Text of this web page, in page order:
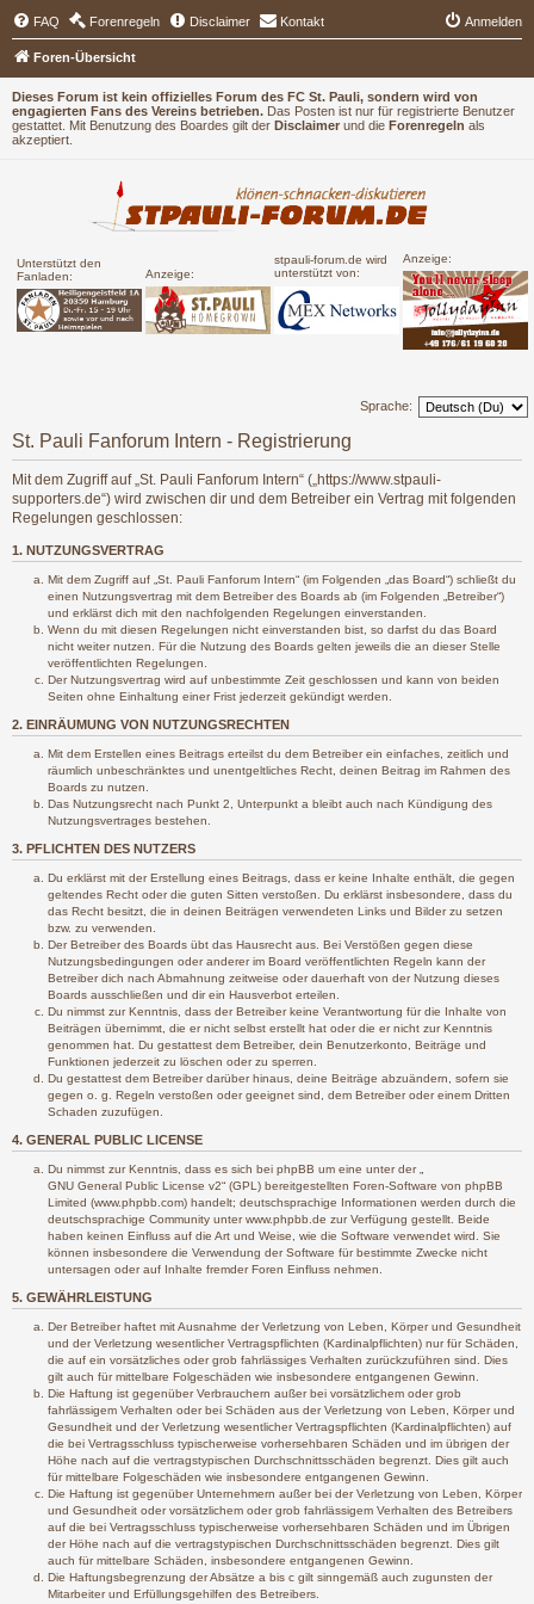
Dieses Forum ist kein offizielles Forum des FC St. Pauli, sondern wird von
engagierten Fans des Vereins betrieben. Das Posten ist nur für registrierte Benutzer
gestattet. Mit Benutzung des Boardes gilt der Disclaimer und die Forenregeln als
akzeptiert.
Unterstützt den
Fanladen:
Anzeige:
stpauli-forum.de wird
unterstützt von:
Anzeige:
FAQ Forenregeln Disclaimer Kontakt Anmelden
Foren-Übersicht
Sprache:
St. Pauli Fanforum Intern - Registrierung
Mit dem Zugriff auf „St. Pauli Fanforum Intern“ („https://www.stpauli-
supporters.de“) wird zwischen dir und dem Betreiber ein Vertrag mit folgenden
Regelungen geschlossen:
1. NUTZUNGSVERTRAG
Mit dem Zugriff auf „St. Pauli Fanforum Intern“ (im Folgenden „das Board“) schließt du
einen Nutzungsvertrag mit dem Betreiber des Boards ab (im Folgenden „Betreiber“)
und erklärst dich mit den nachfolgenden Regelungen einverstanden.
Wenn du mit diesen Regelungen nicht einverstanden bist, so darfst du das Board
nicht weiter nutzen. Für die Nutzung des Boards gelten jeweils die an dieser Stelle
veröffentlichten Regelungen.
Der Nutzungsvertrag wird auf unbestimmte Zeit geschlossen und kann von beiden
Seiten ohne Einhaltung einer Frist jederzeit gekündigt werden.
2. EINRÄUMUNG VON NUTZUNGSRECHTEN
Mit dem Erstellen eines Beitrags erteilst du dem Betreiber ein einfaches, zeitlich und
räumlich unbeschränktes und unentgeltliches Recht, deinen Beitrag im Rahmen des
Boards zu nutzen.
Das Nutzungsrecht nach Punkt 2, Unterpunkt a bleibt auch nach Kündigung des
Nutzungsvertrages bestehen.
3. PFLICHTEN DES NUTZERS
Du erklärst mit der Erstellung eines Beitrags, dass er keine Inhalte enthält, die gegen
geltendes Recht oder die guten Sitten verstoßen. Du erklärst insbesondere, dass du
das Recht besitzt, die in deinen Beiträgen verwendeten Links und Bilder zu setzen
bzw. zu verwenden.
Der Betreiber des Boards übt das Hausrecht aus. Bei Verstößen gegen diese
Nutzungsbedingungen oder anderer im Board veröffentlichten Regeln kann der
Betreiber dich nach Abmahnung zeitweise oder dauerhaft von der Nutzung dieses
Boards ausschließen und dir ein Hausverbot erteilen.
Du nimmst zur Kenntnis, dass der Betreiber keine Verantwortung für die Inhalte von
Beiträgen übernimmt, die er nicht selbst erstellt hat oder die er nicht zur Kenntnis
genommen hat. Du gestattest dem Betreiber, dein Benutzerkonto, Beiträge und
Funktionen jederzeit zu löschen oder zu sperren.
Du gestattest dem Betreiber darüber hinaus, deine Beiträge abzuändern, sofern sie
gegen o. g. Regeln verstoßen oder geeignet sind, dem Betreiber oder einem Dritten
Schaden zuzufügen.
4. GENERAL PUBLIC LICENSE
Du nimmst zur Kenntnis, dass es sich bei phpBB um eine unter der „
GNU General Public License v2“ (GPL) bereitgestellten Foren-Software von phpBB
Limited (www.phpbb.com) handelt; deutschsprachige Informationen werden durch die
deutschsprachige Community unter www.phpbb.de zur Verfügung gestellt. Beide
haben keinen Einfluss auf die Art und Weise, wie die Software verwendet wird. Sie
können insbesondere die Verwendung der Software für bestimmte Zwecke nicht
untersagen oder auf Inhalte fremder Foren Einfluss nehmen.
5. GEWÄHRLEISTUNG
Der Betreiber haftet mit Ausnahme der Verletzung von Leben, Körper und Gesundheit
und der Verletzung wesentlicher Vertragspflichten (Kardinalpflichten) nur für Schäden,
die auf ein vorsätzliches oder grob fahrlässiges Verhalten zurückzuführen sind. Dies
gilt auch für mittelbare Folgeschäden wie insbesondere entgangenen Gewinn.
Die Haftung ist gegenüber Verbrauchern außer bei vorsätzlichem oder grob
fahrlässigem Verhalten oder bei Schäden aus der Verletzung von Leben, Körper und
Gesundheit und der Verletzung wesentlicher Vertragspflichten (Kardinalpflichten) auf
die bei Vertragsschluss typischerweise vorhersehbaren Schäden und im übrigen der
Höhe nach auf die vertragstypischen Durchschnittsschäden begrenzt. Dies gilt auch
für mittelbare Folgeschäden wie insbesondere entgangenen Gewinn.
Die Haftung ist gegenüber Unternehmern außer bei der Verletzung von Leben, Körper
und Gesundheit oder vorsätzlichem oder grob fahrlässigem Verhalten des Betreibers
auf die bei Vertragsschluss typischerweise vorhersehbaren Schäden und im Übrigen
der Höhe nach auf die vertragstypischen Durchschnittsschäden begrenzt. Dies gilt
auch für mittelbare Schäden, insbesondere entgangenen Gewinn.
Die Haftungsbegrenzung der Absätze a bis c gilt sinngemäß auch zugunsten der
Mitarbeiter und Erfüllungsgehilfen des Betreibers.